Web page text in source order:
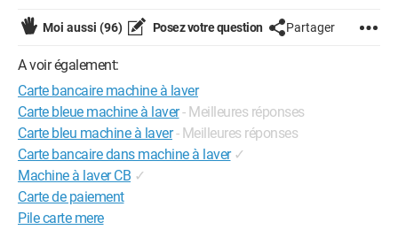
Moi aussi (96) Posez votre question Partager
A voir également:
Carte bancaire machine à laver
Carte bleue machine à laver- Meilleures réponses
Carte bleu machine à laver - Meilleures réponses
Carte bancaire dans machine à laver ✓
Machine à laver CB ✓
Carte de paiement
Pile carte mere